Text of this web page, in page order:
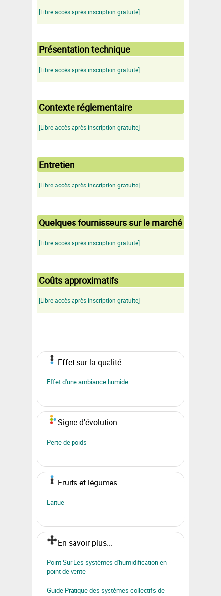
[Libre accès après inscription gratuite]
Présentation technique
[Libre accès après inscription gratuite]
Contexte réglementaire
[Libre accès après inscription gratuite]
Entretien
[Libre accès après inscription gratuite]
Quelques fournisseurs sur le marché
[Libre accès après inscription gratuite]
Coûts approximatifs
[Libre accès après inscription gratuite]
Effet sur la qualité
Effet d'une ambiance humide
Signe d'évolution
Perte de poids
Fruits et légumes
Laitue
En savoir plus...
Point Sur Les systèmes d'humidification en
point de vente
Guide Pratique des systèmes collectifs de